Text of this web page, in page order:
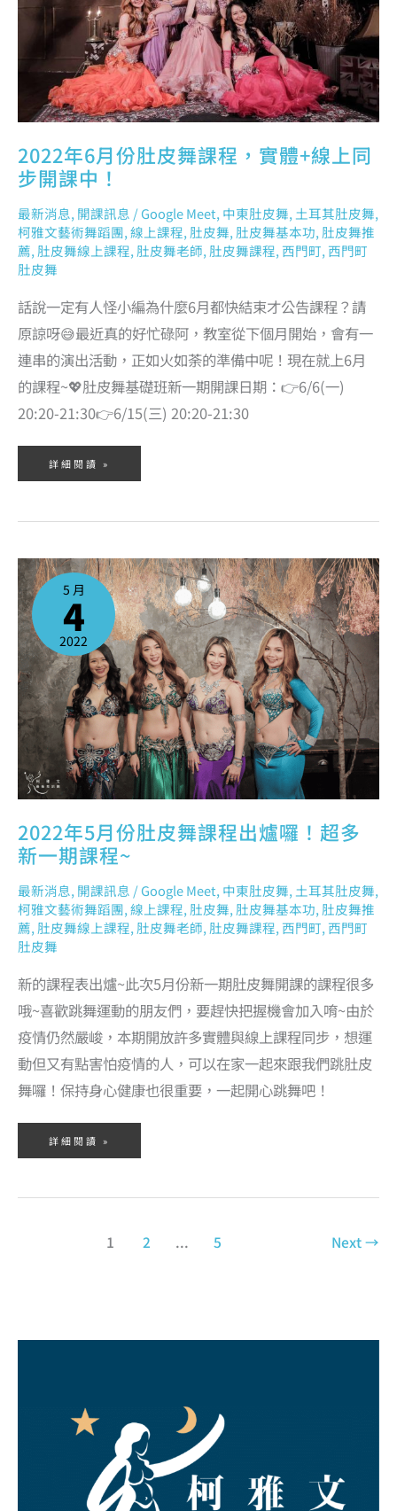
2022年6月份肚皮舞課程，實體+線上同
步開課中！
最新消息, 開課訊息 /Google Meet, 中東肚皮舞, 土耳其肚皮舞,
柯雅文藝術舞蹈團,線上課程, 肚皮舞, 肚皮舞基本功, 肚皮舞推
薦, 肚皮舞線上課程, 肚皮舞老師, 肚皮舞課程, 西門町, 西門町
肚皮舞
話說一定有人怪小編為什麼6月都快結束才公告課程？請
原諒呀😅最近真的好忙碌阿，教室從下個月開始，會有一
連串的演出活動，正如火如荼的準備中呢！現在就上6月
的課程~💖肚皮舞基礎班新一期開課日期：👉6/6(一)
20:20-21:30👉6/15(三) 20:20-21:30
同
步
開
詳細閱讀 »
5 月
4
2022
2022年5月份肚皮舞課程出爐囉！超多
新一期課程~
最新消息, 開課訊息 /Google Meet, 中東肚皮舞, 土耳其肚皮舞,
柯雅文藝術舞蹈團,線上課程, 肚皮舞, 肚皮舞基本功, 肚皮舞推
薦, 肚皮舞線上課程, 肚皮舞老師, 肚皮舞課程, 西門町, 西門町
肚皮舞
新的課程表出爐~此次5月份新一期肚皮舞開課的課程很多
哦~喜歡跳舞運動的朋友們，要趕快把握機會加入唷~由於
疫情仍然嚴峻，本期開放許多實體與線上課程同步，想運
動但又有點害怕疫情的人，可以在家一起來跟我們跳肚皮
舞囉！保持身心健康也很重要，一起開心跳舞吧！
2022
年
5
出
爐
囉！
超
多
新
一
課
詳細閱讀 »
1 2 ... 5 Next→